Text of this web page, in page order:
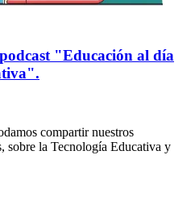
"Educación al día
compartir nuestros
sobre la Tecnología Educativa y